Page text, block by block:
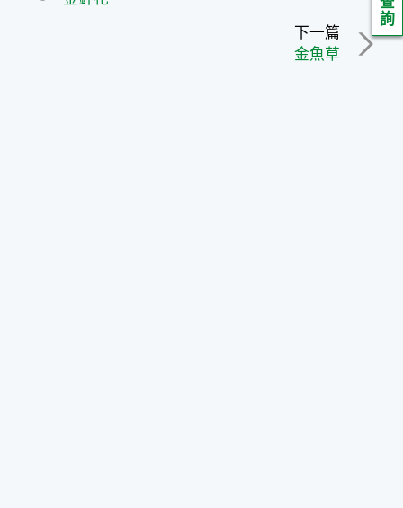
詢
下一篇
金魚草